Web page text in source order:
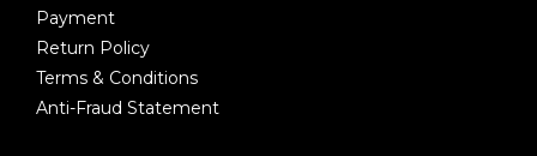
Payment
Return Policy
Terms & Conditions
Anti-Fraud Statement